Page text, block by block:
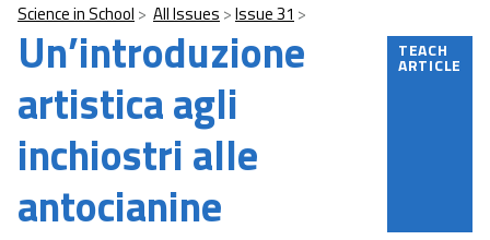
Science in School All Issues Issue 31
Un’introduzione
artistica agli
inchiostri alle
antocianine
TEACH
ARTICLE